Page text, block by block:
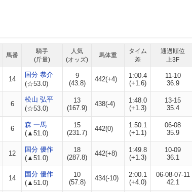
馬番
騎手
(斤量)
人気
(オッズ)
馬体重
タイム
差
通過順位
上3F
14
国分 恭介
(☆53.0)
9
(43.8)
442(+4)
1:00.4
(+1.6)
11-10
36.9
6
松山 弘平
(☆53.0)
13
(167.9)
438(-4)
1:48.0
(+1.3)
13-15
35.4
6
森 一馬
(▲51.0)
15
(231.7)
442(0)
1:50.1
(+1.1)
06-08
35.9
12
国分 優作
(▲51.0)
18
(287.8)
442(+8)
1:49.8
(+1.3)
10-09
36.1
14
国分 優作
(▲51.0)
10
(57.8)
434(-10)
2:00.1
(+4.0)
06-08-07-11
42.1